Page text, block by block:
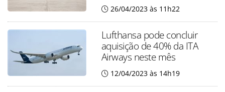
26/04/2023 às 11h22
Lufthansa pode concluir
aquisição de 40% da ITA
Airways neste mês
12/04/2023 às 14h19